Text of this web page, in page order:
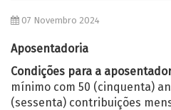
07 Novembro 2024
Aposentadoria
Condições para a
mínimo com 50 (cinquenta)
(sessenta) contribuições